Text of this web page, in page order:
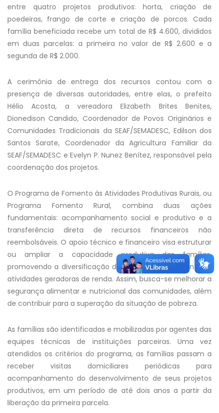
entre quatro projetos produtivos: horta, criação de
poedeiras, frango de corte e criação de porcos. Cada
família beneficiada recebe um total de R$ 4.600, divididos
em duas parcelas: a primeira no valor de R$ 2.600 e a
segunda de R$ 2.000.
A cerimônia de entrega dos recursos contou com a
presença de diversas autoridades, entre elas, o prefeito
Hélio Acosta, a vereadora Elizabeth Brites Benites,
Dionedison Candido, Coordenador de Povos Originários e
Comunidades Tradicionais da SEAF/SEMADESC, Edilson dos
Santos Sarate, Coordenador da Agricultura Familiar da
SEAF/SEMADESC e Evelyn P. Nunez Benítez, responsável pela
coordenação dos projetos.
O Programa de Fomento às Atividades Produtivas Rurais, ou
Programa Fomento Rural, combina duas ações
fundamentais: acompanhamento social e produtivo e a
transferência direta de recursos financeiros não
reembolsáveis. O apoio técnico e financeiro visa estruturar
ou ampliar a capacidade produtiva das famílias,
promovendo a diversificação da produção de alimentos e
atividades geradoras de renda. Assim, busca-se melhorar a
segurança alimentar e nutricional das comunidades, além
de contribuir para a superação da situação de pobreza.
As famílias são identificadas e mobilizadas por agentes das
equipes técnicas de instituições parceiras. Uma vez
atendidos os critérios do programa, as famílias passam a
receber visitas domiciliares periódicas para
acompanhamento do desenvolvimento de seus projetos
produtivos, em um período de até dois anos a partir da
liberação da primeira parcela.